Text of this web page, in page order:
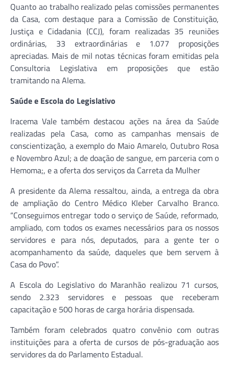
Quanto ao trabalho realizado pelas comissões permanentes
da Casa, com destaque para a Comissão de Constituição,
Justiça e Cidadania (CCJ), foram realizadas 35 reuniões
ordinárias, 33 extraordinárias e 1.077 proposições
apreciadas. Mais de mil notas técnicas foram emitidas pela
Consultoria Legislativa em proposições que estão
tramitando na Alema.
Saúde e Escola do Legislativo
Iracema Vale também destacou ações na área da Saúde
realizadas pela Casa, como as campanhas mensais de
conscientização, a exemplo do Maio Amarelo, Outubro Rosa
e Novembro Azul; a de doação de sangue, em parceria com o
Hemoma;, e a oferta dos serviços da Carreta da Mulher
A presidente da Alema ressaltou, ainda, a entrega da obra
de ampliação do Centro Médico Kleber Carvalho Branco.
“Conseguimos entregar todo o serviço de Saúde, reformado,
ampliado, com todos os exames necessários para os nossos
servidores e para nós, deputados, para a gente ter o
acompanhamento da saúde, daqueles que bem servem à
Casa do Povo”.
A Escola do Legislativo do Maranhão realizou 71 cursos,
sendo 2.323 servidores e pessoas que receberam
capacitação e 500 horas de carga horária dispensada.
Também foram celebrados quatro convênio com outras
instituições para a oferta de cursos de pós-graduação aos
servidores da do Parlamento Estadual.